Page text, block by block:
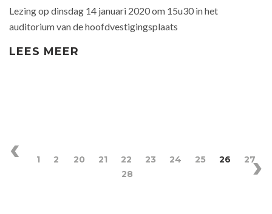
Lezing op dinsdag 14 januari 2020 om 15u30 in het
auditorium van de hoofdvestigingsplaats
LEES MEER
1 2 20 21 22 23 24 25 26
27
28